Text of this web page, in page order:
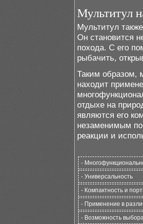
Мультитул
Мультитул
Он становится
похода. С его
рыбачить,
Таким образом,
находит
отдыхе на
являются его
незаменимым
реакции и
-
- Универсальность
- Компактность и
- Применение в
- Возможность